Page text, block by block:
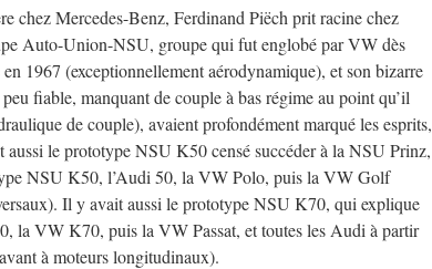
chez Mercedes-Benz, Ferdinand Piëch prit racine chez
Auto-Union-NSU, groupe qui fut englobé par VW dès
1967 (exceptionnellement aérodynamique), et son bizarre
fiable, manquant de couple à bas régime au point qu’il
de couple), avaient profondément marqué les esprits,
le prototype NSU K50 censé succéder à la NSU Prinz,
NSU K50, l’Audi 50, la VW Polo, puis la VW Golf
Il y avait aussi le prototype NSU K70, qui explique
la VW K70, puis la VW Passat, et toutes les Audi à partir
à moteurs longitudinaux).